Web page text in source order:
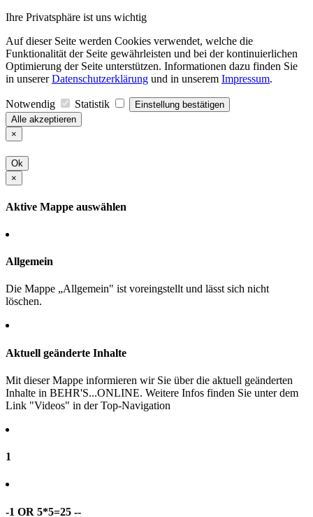
Ihre Privatsphäre ist uns wichtig
Auf dieser Seite werden Cookies verwendet, welche die
Funktionalität der Seite gewährleisten und bei der kontinuierlichen
Optimierung der Seite unterstützen. Informationen dazu finden Sie
in unsererDatenschutzerklärung und in unserem Impressum.
Notwendig Statistik
Einstellung bestätigen
Alle akzeptieren
×
Ok
×
Aktive Mappe auswählen
Allgemein
Die Mappe „Allgemein" ist voreingstellt und lässt sich nicht
löschen.
Aktuell geänderte Inhalte
Mit dieser Mappe informieren wir Sie über die aktuell geänderten
Inhalte in BEHR'S...ONLINE. Weitere Infos finden Sie unter dem
Link "Videos" in der Top-Navigation
1
-1 OR 5*5=25 --